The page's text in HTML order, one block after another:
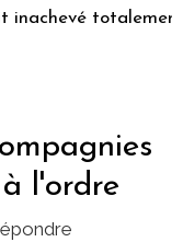
totalement
l'ordre